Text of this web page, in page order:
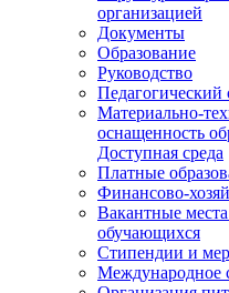
организацией
Документы
Образование
Руководство
Педагогический
Материально-
оснащенность
Доступная среда
Платные
Финансово-
Вакантные
обучающихся
Стипендии и
Международное